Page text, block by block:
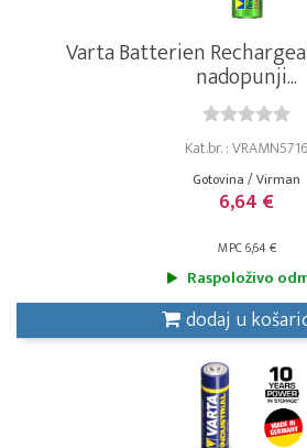
Varta Batterien
nadopunji...
Kat.br. : VRAMN5716
Gotovina / Virman
6,64 €
MPC 6,64 €
Raspoloživo
dodaj u